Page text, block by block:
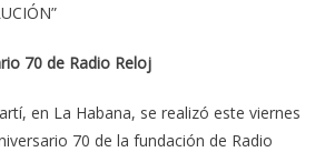
70 de Radio Reloj
en La Habana, se realizó este viernes
70 de la fundación de Radio